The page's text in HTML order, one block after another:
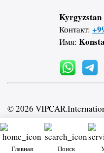
Kyrgyzstan
Контакт:
Имя:
© 2026
Главная Поиск